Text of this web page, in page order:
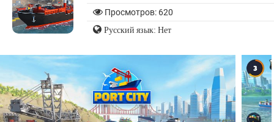
Просмотров: 620
Русский язык: Нет